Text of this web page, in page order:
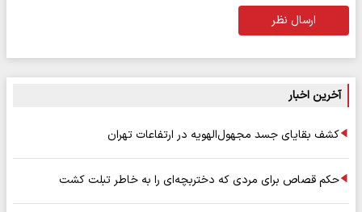
ارسال نظر
آخرین اخبار
کشف بقایای جسد مجهول‌الهویه در ارتفاعات تهران
حکم قصاص برای مردی که دختربچه‌ای را به خاطر تبلت کشت